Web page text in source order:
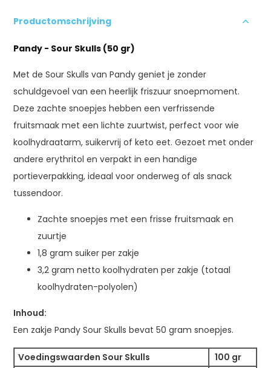
Productomschrijving
Pandy - Sour Skulls (50 gr)
Met de Sour Skulls van Pandy geniet je zonder
schuldgevoel van een heerlijk friszuur snoepmoment.
Deze zachte snoepjes hebben een verfrissende
fruitsmaak met een lichte zuurtwist, perfect voor wie
koolhydraatarm, suikervrij of keto eet. Gezoet met onder
andere erythritol en verpakt in een handige
portieverpakking, ideaal voor onderweg of als snack
tussendoor.
Zachte snoepjes met een frisse fruitsmaak en
zuurtje
1,8 gram suiker per zakje
3,2 gram netto koolhydraten per zakje (totaal
koolhydraten-polyolen)
Inhoud:
Een zakje Pandy Sour Skulls bevat 50 gram snoepjes.
Voedingswaarden Sour Skulls
100 gr